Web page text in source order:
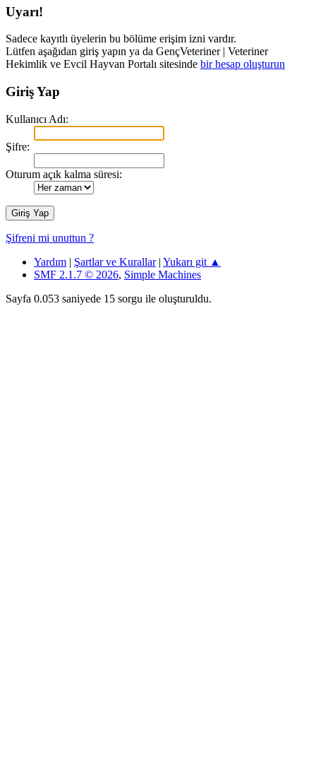
Uyarı!
Sadece kayıtlı üyelerin bu bölüme erişim izni vardır.
Lütfen aşağıdan giriş yapın ya da GençVeteriner | Veteriner
Hekimlik ve Evcil Hayvan Portalı sitesinde bir hesap oluşturun
Giriş Yap
Kullanıcı Adı:
Şifre:
Oturum açık kalma süresi:
Şifreni mi unuttun ?
Yardım | Şartlar ve Kurallar| Yukarı git ▲
SMF 2.1.7 © 2026, Simple Machines
Sayfa 0.053 saniyede 15 sorgu ile oluşturuldu.